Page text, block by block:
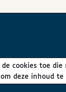
om deze inhoud te